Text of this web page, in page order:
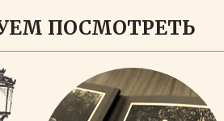
ПОСМОТРЕТЬ